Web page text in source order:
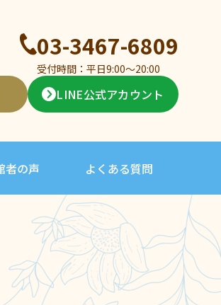
03-3467-6809
受付時間：平日9:00〜20:00
LINE公式アカウント
者の声 よくある質問